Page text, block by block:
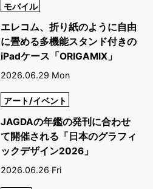
モバイル
エレコム、折り紙のように自由
に畳める多機能スタンド付きの
iPadケース「ORIGAMIX」
2026.06.29 Mon
アート/イベント
JAGDAの年鑑の発刊に合わせ
て開催される「日本のグラフィ
ックデザイン2026」
2026.06.26 Fri